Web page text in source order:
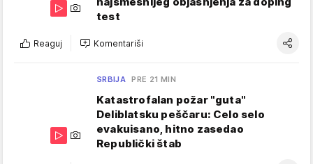
test
Reaguj Komentariši
SRBIJA PRE 21 MIN
Katastrofalan požar "guta"
Deliblatsku peščaru: Celo selo
evakuisano, hitno zasedao
Republički štab